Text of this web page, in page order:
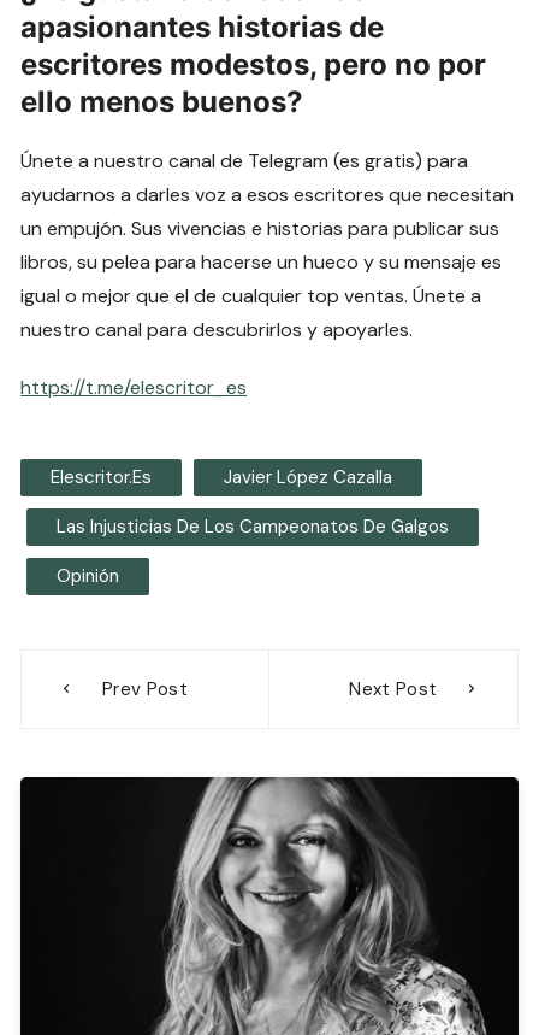
apasionantes historias de
escritores modestos, pero no por
ello menos buenos?
Únete a nuestro canal de Telegram (es gratis) para
ayudarnos a darles voz a esos escritores que necesitan
un empujón. Sus vivencias e historias para publicar sus
libros, su pelea para hacerse un hueco y su mensaje es
igual o mejor que el de cualquier top ventas. Únete a
nuestro canal para descubrirlos y apoyarles.
https://t.me/elescritor_es
Elescritor.es Javier López Cazalla
Las Injusticias De Los Campeonatos De Galgos
Opinión
Prev Post Next Post